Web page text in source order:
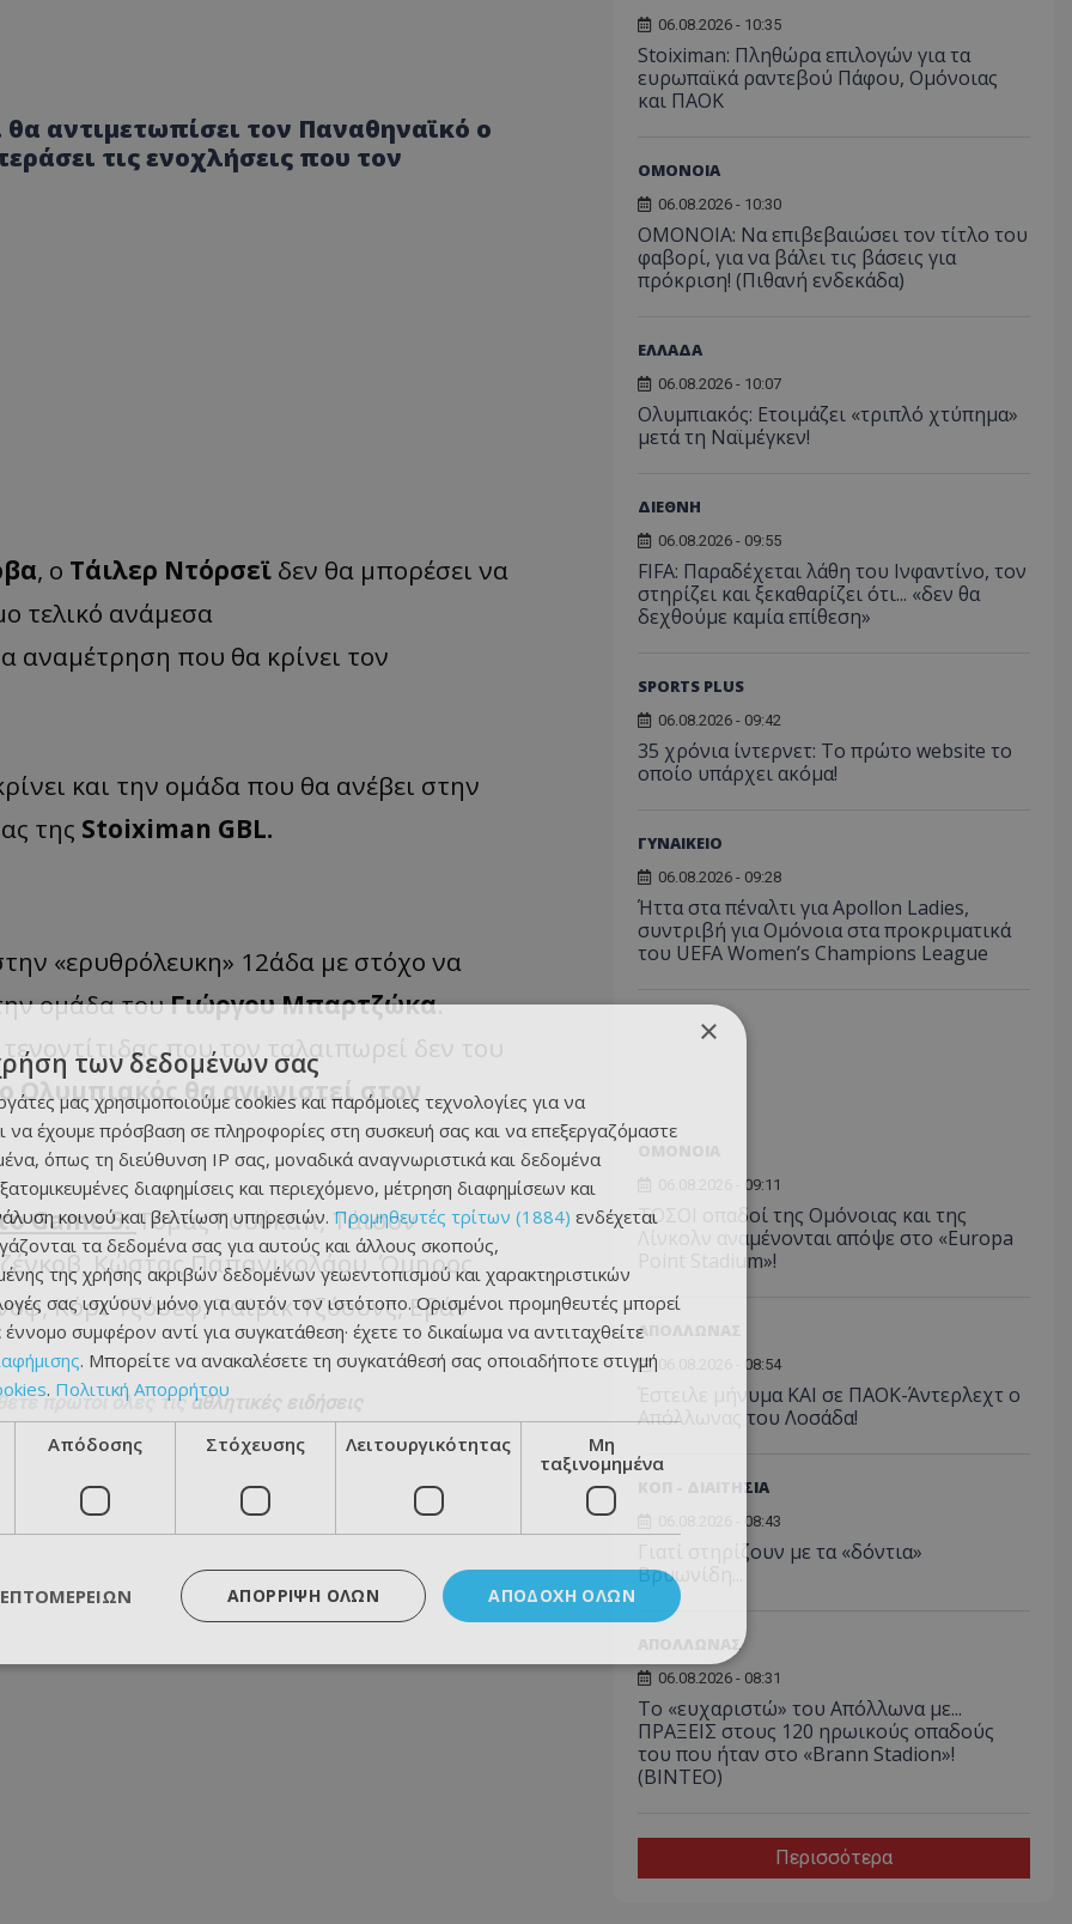
αντιμετωπίσει τον Παναθηναϊκό ο
τις ενοχλήσεις που τον
, ο Τάιλερ Ντόρσεϊ δεν θα μπορέσει να
τελικό ανάμεσα
αναμέτρηση που θα κρίνει τον
και την ομάδα που θα ανέβει στην
της Stoiximan GBL.
«ερυθρόλευκη» 12άδα με στόχο να
ομάδα τουΓιώργου Μπαρτζώκα.
που τον ταλαιπωρεί δεν του
Ολυμπιακός θα αγωνιστεί στον
Game 5:Τόμας Γουόκαπ, Τάισον
Κώστας Παπανικολάου, Όμηρος
Κόρι Τζόσεφ, Ταϊρίκ Τζόουνς, Εβάν
πρώτοι όλες τιςαθλητικές ειδήσεις
06.08.2026 - 10:35
Stoiximan: Πληθώρα επιλογών για τα
ευρωπαϊκά ραντεβού Πάφου, Ομόνοιας
και ΠΑΟΚ
ΟΜΟΝΟΙΑ
06.08.2026 - 10:30
ΟΜΟΝΟΙΑ: Να επιβεβαιώσει τον τίτλο του
φαβορί, για να βάλει τις βάσεις για
πρόκριση! (Πιθανή ενδεκάδα)
ΕΛΛΑΔΑ
06.08.2026 - 10:07
Ολυμπιακός: Ετοιμάζει «τριπλό χτύπημα»
μετά τη Ναϊμέγκεν!
ΔΙΕΘΝΗ
06.08.2026 - 09:55
FIFA: Παραδέχεται λάθη του Ινφαντίνο, τον
στηρίζει και ξεκαθαρίζει ότι... «δεν θα
δεχθούμε καμία επίθεση»
SPORTS PLUS
06.08.2026 - 09:42
35 χρόνια ίντερνετ: Το πρώτο website το
οποίο υπάρχει ακόμα!
ΓΥΝΑΙΚΕΙΟ
06.08.2026 - 09:28
Ήττα στα πέναλτι για Apollon Ladies,
συντριβή για Ομόνοια στα προκριματικά
του UEFA Women’s Champions League
06.08.2026 - 09:11
ΤΟΣΟΙ οπαδοί της Ομόνοιας και της
Λίνκολν αναμένονται απόψε στο «Europa
Point Stadium»!
ΑΠΟΛΛΩΝΑΣ
06.08.2026 - 08:54
Έστειλε μήνυμα ΚΑΙ σε ΠΑΟΚ-Άντερλεχτ ο
Απόλλωνας του Λοσάδα!
ΚΟΠ - ΔΙΑΙΤΗΣΙΑ
06.08.2026 - 08:43
Γιατί στηρίζουν με τα «δόντια»
Βρυωνίδη...
ΑΠΟΛΛΩΝΑΣ
06.08.2026 - 08:31
Το «ευχαριστώ» του Απόλλωνα με...
ΠΡΑΞΕΙΣ στους 120 ηρωικούς οπαδούς
του που ήταν στο «Brann Stadion»!
(ΒΙΝΤΕΟ)
Περισσότερα
×
των δεδομένων σας
μας χρησιμοποιούμε cookies και παρόμοιες τεχνολογίες για να
να έχουμε πρόσβαση σε πληροφορίες στη συσκευή σας και να επεξεργαζόμαστε
όπως τη διεύθυνση IP σας, μοναδικά αναγνωριστικά και δεδομένα
διαφημίσεις και περιεχόμενο, μέτρηση διαφημίσεων και
κοινού και βελτίωση υπηρεσιών.Προμηθευτές τρίτων (1884) ενδέχεται
τα δεδομένα σας για αυτούς και άλλους σκοπούς,
της χρήσης ακριβών δεδομένων γεωεντοπισμού και χαρακτηριστικών
σας ισχύουν μόνο για αυτόν τον ιστότοπο. Ορισμένοι προμηθευτές μπορεί
συμφέρον αντί για συγκατάθεση· έχετε το δικαίωμα να αντιταχθείτε
. Μπορείτε να ανακαλέσετε τη συγκατάθεσή σας οποιαδήποτε στιγμή
. Πολιτική Απορρήτου
Απόδοσης Στόχευσης Λειτουργικότητας
Μη
ταξινομημένα
ΑΠΟΔΟΧΉ ΌΛΩΝ
ΑΠΌΡΡΙΨΗ ΌΛΩΝ